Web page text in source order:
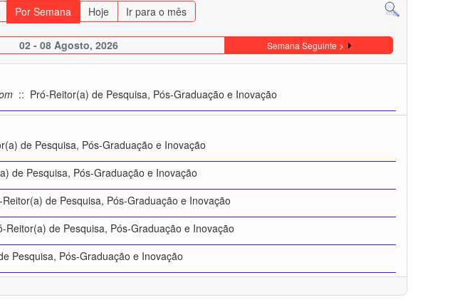
Por Semana Hoje Ir para o mês
02 - 08 Agosto, 2026 Semana Seguinte >
:: Pró-Reitor(a) de Pesquisa, Pós-Graduação e Inovação
de Pesquisa, Pós-Graduação e Inovação
de Pesquisa, Pós-Graduação e Inovação
de Pesquisa, Pós-Graduação e Inovação
Reitor(a) de Pesquisa, Pós-Graduação e Inovação
Pesquisa, Pós-Graduação e Inovação